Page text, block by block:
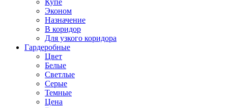
Купе
Эконом
Назначение
В коридор
Для узкого коридора
Гардеробные
Цвет
Белые
Светлые
Серые
Темные
Цена